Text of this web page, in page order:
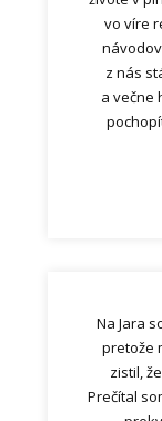
vo víre
z nás
a večne
Na Jara
pretože
zistil,
Prečítal